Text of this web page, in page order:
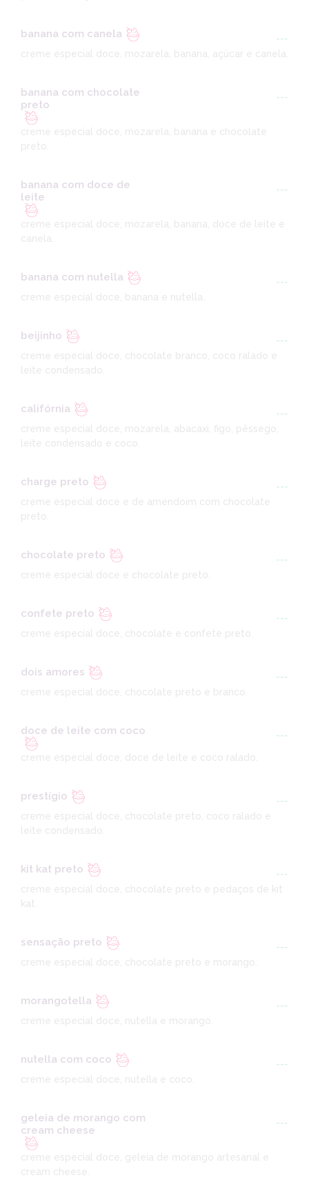
banana com canela
---
creme especial doce, mozarela, banana, açúcar e canela.
banana com chocolate
preto
---
creme especial doce, mozarela, banana e chocolate
banana com doce de
leite
---
creme especial doce, mozarela, banana, doce de leite e
canela.
banana com nutella
---
creme especial doce, banana e nutella.
beijinho
---
creme especial doce, chocolate branco, coco ralado e
leite condensado.
califórnia
---
creme especial doce, mozarela, abacaxi, figo, pêssego,
leite condensado e coco.
charge preto
---
creme especial doce e de amendoim com chocolate
chocolate preto
---
creme especial doce e chocolate preto.
confete preto
---
creme especial doce, chocolate e confete preto.
dois amores
---
creme especial doce, chocolate preto e branco.
doce de leite com coco
---
creme especial doce, doce de leite e coco ralado.
prestígio
---
creme especial doce, chocolate preto, coco ralado e
leite condensado.
kit kat preto
---
creme especial doce, chocolate preto e pedaços de kit
sensação preto
---
creme especial doce, chocolate preto e morango.
morangotella
---
creme especial doce, nutella e morango.
nutella com coco
---
creme especial doce, nutella e coco.
geleia de morango com
cream cheese
---
creme especial doce, geleia de morango artesanal e
cream cheese.